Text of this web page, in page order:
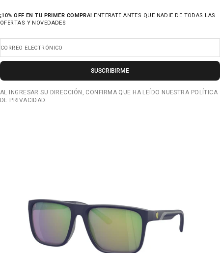
¡10% OFF EN TU PRIMER COMPRA! ENTERATE ANTES QUE NADIE DE TODAS LAS
OFERTAS Y NOVEDADES
CORREO ELECTRÓNICO
SUSCRIBIRME
AL INGRESAR SU DIRECCIÓN, CONFIRMA QUE HA LEÍDO NUESTRA POLÍTICA
DE PRIVACIDAD.